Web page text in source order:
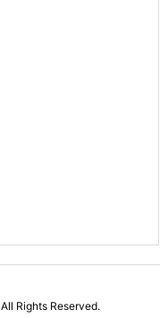
All Rights Reserved.